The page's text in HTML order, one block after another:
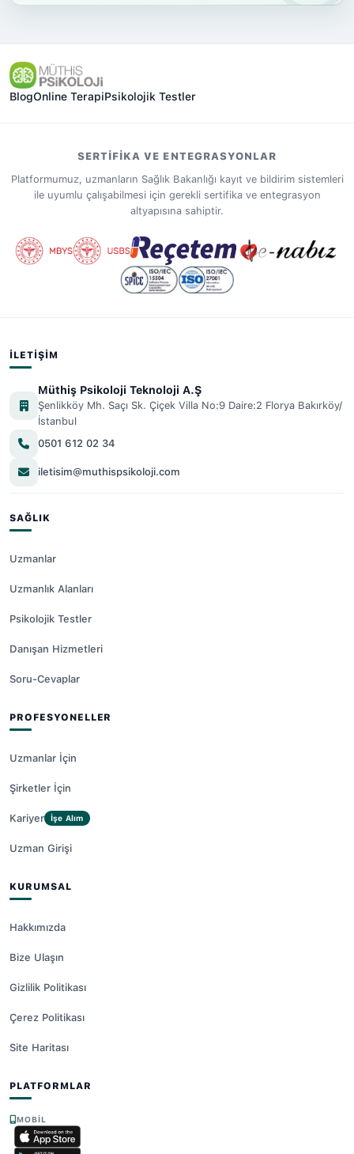
BlogOnline TerapiPsikolojik Testler
SERTIFIKA VE ENTEGRASYONLAR
Platformumuz, uzmanların Sağlık Bakanlığı kayıt ve bildirim sistemleri
ile uyumlu çalışabilmesi için gerekli sertifika ve entegrasyon
altyapısına sahiptir.
İLETIŞIM
Müthiş Psikoloji Teknoloji A.Ş
Şenlikköy Mh. Saçı Sk. Çiçek Villa No:9 Daire:2 Florya Bakırköy/
İstanbul
0501 612 02 34
iletisim@muthispsikoloji.com
SAĞLIK
Uzmanlar
Uzmanlık Alanları
Psikolojik Testler
Danışan Hizmetleri
Soru-Cevaplar
PROFESYONELLER
Uzmanlar İçin
Şirketler İçin
Kariyer İşe Alım
Uzman Girişi
KURUMSAL
Hakkımızda
Bize Ulaşın
Gizlilik Politikası
Çerez Politikası
Site Haritası
PLATFORMLAR
MOBIL